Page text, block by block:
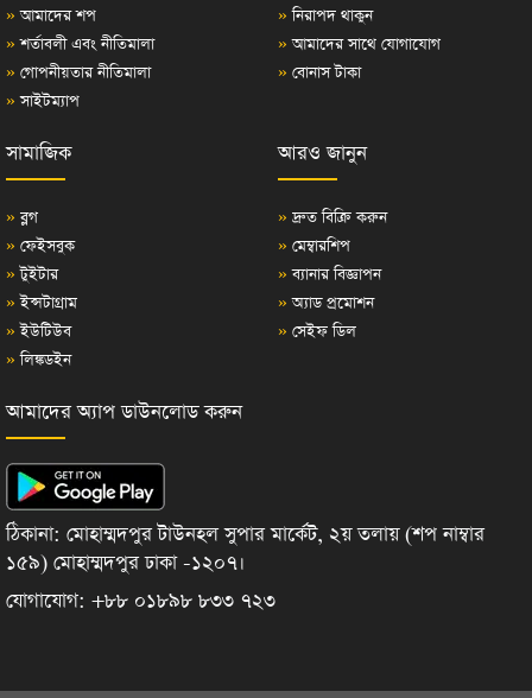
» আমাদের শপ
» শর্তাবলী এবং নীতিমালা
» গোপনীয়তার নীতিমালা
» সাইটম্যাপ
» নিরাপদ থাকুন
» আমাদের সাথে যোগাযোগ
» বোনাস টাকা
সামাজিক
» ব্লগ
» ফেইসবুক
» টুইটার
» ইন্সটাগ্রাম
» ইউটিউব
» লিঙ্কডইন
আরও জানুন
» দ্রুত বিক্রি করুন
» মেম্বারশিপ
» ব্যানার বিজ্ঞাপন
» অ্যাড প্রমোশন
» সেইফ ডিল
আমাদের অ্যাপ ডাউনলোড করুন
ঠিকানা: মোহাম্মদপুর টাউনহল সুপার মার্কেট, ২য় তলায় (শপ নাম্বার
১৫৯) মোহাম্মদপুর ঢাকা -১২০৭।
যোগাযোগ: +৮৮ ০১৮৯৮ ৮৩৩ ৭২৩